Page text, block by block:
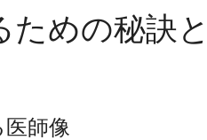
めの秘訣
師像